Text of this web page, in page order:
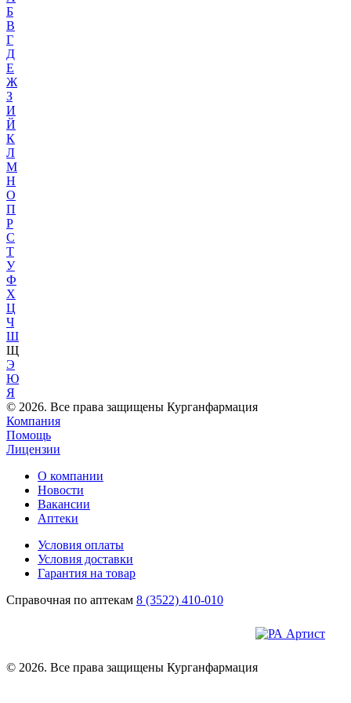
Б
В
Г
Д
Е
Ж
З
И
Й
К
Л
М
Н
О
П
Р
С
Т
У
Ф
Х
Ц
Ч
Ш
Щ
Э
Ю
Я
© 2026. Все права защищены Курганфармация
Компания
Помощь
Лицензии
О компании
Новости
Вакансии
Аптеки
Условия оплаты
Условия доставки
Гарантия на товар
Справочная по аптекам 8 (3522) 410-010
© 2026. Все права защищены Курганфармация